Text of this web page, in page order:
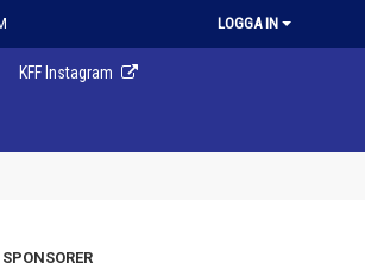
LOGGA IN
KFF Instagram
SPONSORER